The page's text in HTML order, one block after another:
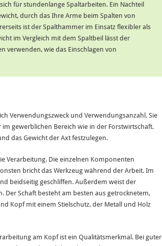
für stundenlange Spaltarbeiten. Ein Nachteil
durch das Ihre Arme beim Spalten von
ist der Spalthammer im Einsatz flexibler als
im Vergleich mit dem Spaltbeil lässt der
verwenden, wie das Einschlagen von
Verwendungszweck und Verwendungsanzahl. Sie
gewerblichen Bereich wie in der Forstwirtschaft.
das Gewicht der Axt festzulegen.
Verarbeitung. Die einzelnen Komponenten
bricht das Werkzeug während der Arbeit. Im
beidseitig geschliffen. Außerdem weist der
Der Schaft besteht am besten aus getrocknetem,
Kopf mit einem Stielschutz, der Metall und Holz
am Kopf ist ein Qualitätsmerkmal. Bei guter